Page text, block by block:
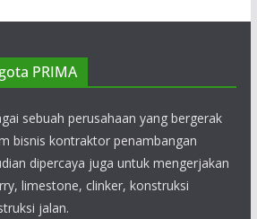
PRIMA
bisnis kontraktor penambangan
limestone, clinker, konstruksi
jalan.
Engineering and Construction
ini memiliki kualifikasi konstruksi